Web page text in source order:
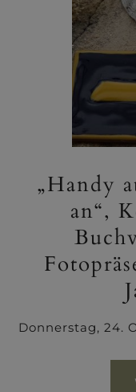
„Handy
an“,
Donnerstag, 24.